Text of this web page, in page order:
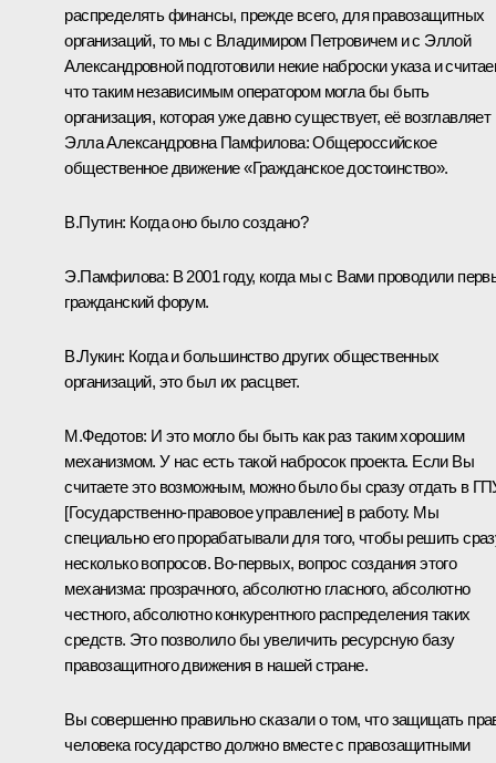
распределять финансы, прежде всего, для правозащитных
организаций, то мы с Владимиром Петровичем и с Эллой
Александровной подготовили некие наброски указа и
что таким независимым оператором могла бы быть
организация, которая уже давно существует, её возглавляет
Элла Александровна Памфилова: Общероссийское
общественное движение «Гражданское достоинство».
В.Путин: Когда оно было создано?
Э.Памфилова: В 2001 году, когда мы с Вами проводили
гражданский форум.
В.Лукин: Когда и большинство других общественных
организаций, это был их расцвет.
М.Федотов: И это могло бы быть как раз таким хорошим
механизмом. У нас есть такой набросок проекта. Если Вы
считаете это возможным, можно было бы сразу отдать в
[Государственно-правовое управление] в работу. Мы
специально его прорабатывали для того, чтобы решить
несколько вопросов. Во‑первых, вопрос создания этого
механизма: прозрачного, абсолютно гласного, абсолютно
честного, абсолютно конкурентного распределения таких
средств. Это позволило бы увеличить ресурсную базу
правозащитного движения в нашей стране.
Вы совершенно правильно сказали о том, что защищать
человека государство должно вместе с правозащитными